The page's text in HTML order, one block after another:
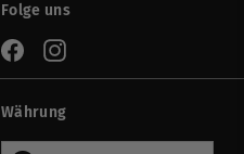
Folge uns
FacebookInstagram
Währung